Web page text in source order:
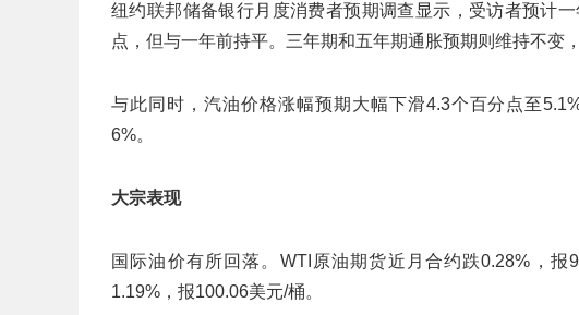
纽约联邦储备银行月度消费者预期调查显示，受访者预计
点，但与一年前持平。三年期和五年期通胀预期则维持不变
与此同时，汽油价格涨幅预期大幅下滑4.3个百分点至
6%。
大宗表现
国际油价有所回落。WTI原油期货近月合约跌0.28%，
1.19%，报100.06美元/桶。